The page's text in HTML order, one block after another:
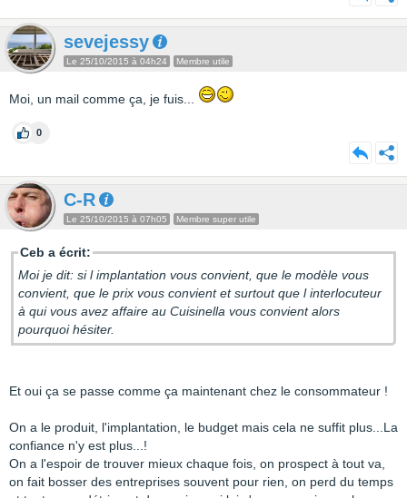
sevejessy
Le 25/10/2015 à 04h24 Membre utile
Moi, un mail comme ça, je fuis...
0
C-R
Le 25/10/2015 à 07h05 Membre super utile
Ceb a écrit:
Moi je dit: si l implantation vous convient, que le modèle vous
convient, que le prix vous convient et surtout que l interlocuteur
à qui vous avez affaire au Cuisinella vous convient alors
pourquoi hésiter.
Et oui ça se passe comme ça maintenant chez le consommateur !
On a le produit, l'implantation, le budget mais cela ne suffit plus...La
confiance n'y est plus...!
On a l'espoir de trouver mieux chaque fois, on prospect à tout va,
on fait bosser des entreprises souvent pour rien, on perd du temps